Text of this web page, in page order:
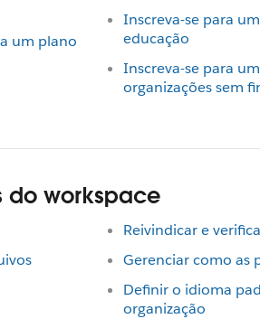
um plano
Inscreva-se para
educação
Inscreva-se para
organizações sem
do workspace
Reivindicar e
Gerenciar como as
Definir o idioma
organização